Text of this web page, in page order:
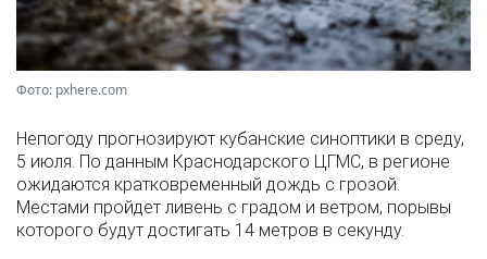
Фото: pxhere.com
Непогоду прогнозируют кубанские синоптики в среду,
5 июля. По данным Краснодарского ЦГМС, в регионе
ожидаются кратковременный дождь с грозой.
Местами пройдет ливень с градом и ветром, порывы
которого будут достигать 14 метров в секунду.